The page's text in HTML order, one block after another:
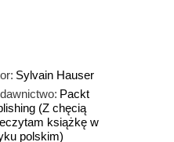
Sylvain Hauser
Packt
(Z chęcią
książkę w
polskim)